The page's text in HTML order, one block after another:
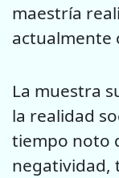
maestría
actualmente
La muestra
la realidad
tiempo noto
negatividad,